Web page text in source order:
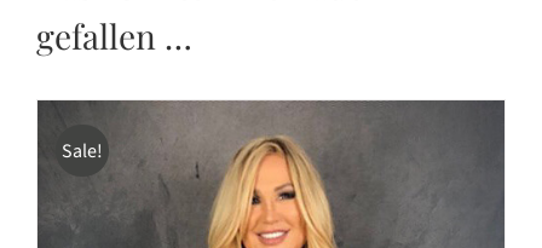
gefallen …
Sale!